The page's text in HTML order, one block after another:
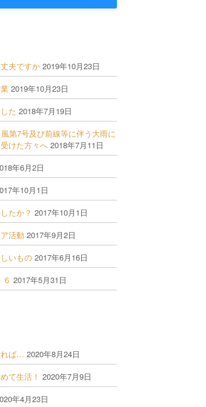
夫ですか 2019年10月23日
2019年10月23日
た 2018年7月19日
第7号及び前線等に伴う大雨に
けた方々へ 2018年7月11日
年6月2日
年10月1日
たか？ 2017年10月1日
活動 2017年9月2日
いもの 2017年6月16日
2017年5月31日
れば… 2020年8月24日
て生活！ 2020年7月9日
年4月23日